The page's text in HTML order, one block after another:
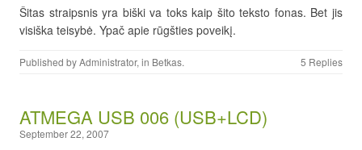
Šitas straipsnis yra biški va toks kaip šito teksto fonas. Bet jis
visiška teisybė. Ypač apie rūgšties poveikį.
Published byAdministrator, in Betkas. 5 Replies
ATMEGA USB 006 (USB+LCD)
September 22, 2007